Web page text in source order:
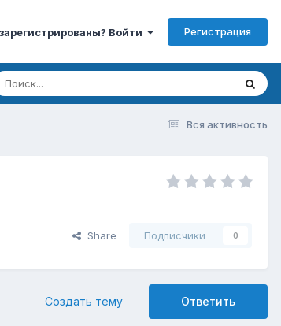
Войти Регистрация
Вся активность
Share Подписчики 0
Ответить
Создать тему